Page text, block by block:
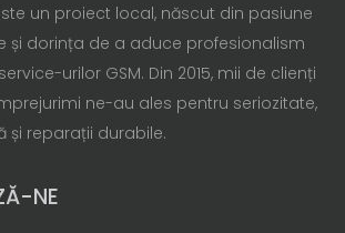
un proiect local, născut din pasiune
și dorința de a aduce profesionalism
urilor GSM. Din 2015, mii de clienți
ne-au ales pentru seriozitate,
și reparații durabile.
NE